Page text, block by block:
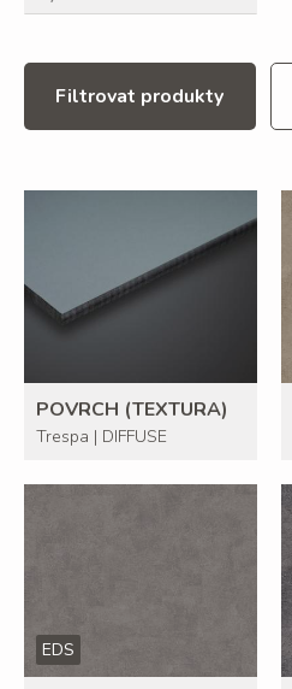
Filtrovat produkty
POVRCH (TEXTURA)
Trespa | DIFFUSE
EDS